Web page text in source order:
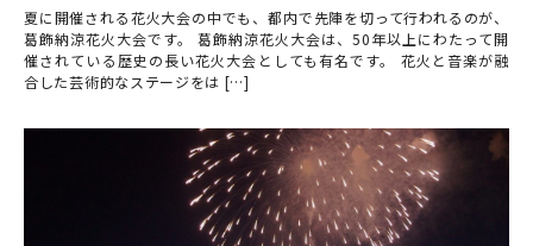
夏に開催される花火大会の中でも、都内で先陣を切って行われるのが、
葛飾納涼花火大会です。 葛飾納涼花火大会は、50年以上にわたって開
催されている歴史の長い花火大会としても有名です。 花火と音楽が融
合した芸術的なステージをは […]